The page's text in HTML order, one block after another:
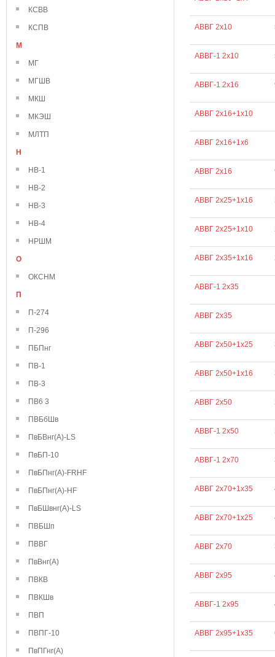
КСВВ
КСПВ
М
МГ
МГШВ
МКШ
МКЭШ
МЛТП
Н
НВ-1
НВ-2
НВ-3
НВ-4
НРШМ
О
ОКСНМ
П
П-274
П-296
ПБПнг
ПВ-1
ПВ-3
ПВ6 3
ПВБбШв
ПвБВнг(А)-LS
ПвБП-10
ПвБПнг(А)-FRHF
ПвБПнг(А)-HF
ПвБШвнг(А)-LS
ПВБШп
ПВВГ
ПвВнг(А)
ПВКВ
ПВКШв
ПВП
ПВПГ-10
ПвПГнг(А)
АВВГ 2х10
АВВГ-1 2х10
АВВГ-1 2х16
АВВГ 2х16+1х10
АВВГ 2х16+1х6
АВВГ 2х16
АВВГ 2х25+1х16
АВВГ 2х25+1х10
АВВГ 2х35+1х16
АВВГ-1 2х35
АВВГ 2х35
АВВГ 2х50+1х25
АВВГ 2х50+1х16
АВВГ 2х50
АВВГ-1 2х50
АВВГ-1 2х70
АВВГ 2х70+1х35
АВВГ 2х70+1х25
АВВГ 2х70
АВВГ 2х95
АВВГ-1 2х95
АВВГ 2х95+1х35